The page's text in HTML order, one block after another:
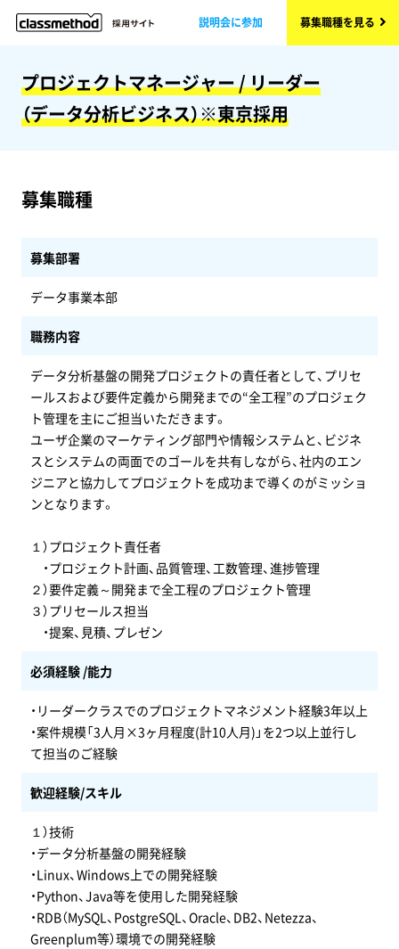
説明会に参加 募集職種を見る
プロジェクトマネージャー / リーダー
（データ分析ビジネス）※東京採用
募集職種
募集部署
データ事業本部
職務内容
データ分析基盤の開発プロジェクトの責任者として、プリセ
ールスおよび要件定義から開発までの“全工程”のプロジェク
ト管理を主にご担当いただきます。
ユーザ企業のマーケティング部門や情報システムと、ビジネ
スとシステムの両面でのゴールを共有しながら、社内のエン
ジニアと協力してプロジェクトを成功まで導くのがミッショ
ンとなります。
１）プロジェクト責任者
・プロジェクト計画、品質管理、工数管理、進捗管理
２）要件定義～開発まで全工程のプロジェクト管理
３）プリセールス担当
・提案、見積、プレゼン
必須経験 /能力
・リーダークラスでのプロジェクトマネジメント経験3年以上
・案件規模「3人月×3ヶ月程度(計10人月)」を2つ以上並行し
て担当のご経験
歓迎経験/スキル
１）技術
・データ分析基盤の開発経験
・Linux、Windows上での開発経験
・Python、Java等を使用した開発経験
・RDB（MySQL、PostgreSQL、Oracle、DB2、Netezza、
Greenplum等）環境での開発経験